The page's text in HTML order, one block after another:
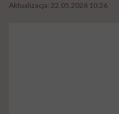
Aktualizacja: 22.05.2026 10:26